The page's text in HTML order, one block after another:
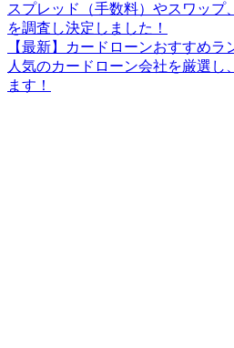
スプレッド（手数料）やスワップ
を調査し決定しました！
【最新】カードローンおすすめラ
人気のカードローン会社を厳選し
ます！